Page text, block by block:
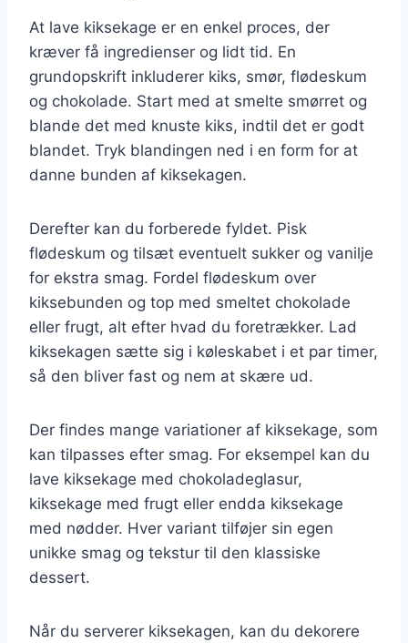
At lave kiksekage er en enkel proces, der
kræver få ingredienser og lidt tid. En
grundopskrift inkluderer kiks, smør, flødeskum
og chokolade. Start med at smelte smørret og
blande det med knuste kiks, indtil det er godt
blandet. Tryk blandingen ned i en form for at
danne bunden af kiksekagen.
Derefter kan du forberede fyldet. Pisk
flødeskum og tilsæt eventuelt sukker og vanilje
for ekstra smag. Fordel flødeskum over
kiksebunden og top med smeltet chokolade
eller frugt, alt efter hvad du foretrækker. Lad
kiksekagen sætte sig i køleskabet i et par timer,
så den bliver fast og nem at skære ud.
Der findes mange variationer af kiksekage, som
kan tilpasses efter smag. For eksempel kan du
lave kiksekage med chokoladeglasur,
kiksekage med frugt eller endda kiksekage
med nødder. Hver variant tilføjer sin egen
unikke smag og tekstur til den klassiske
dessert.
Når du serverer kiksekagen, kan du dekorere